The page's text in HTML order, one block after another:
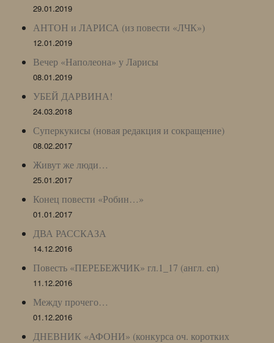
29.01.2019
АНТОН и ЛАРИСА (из повести «ЛЧК»)
12.01.2019
Вечер «Наполеона» у Ларисы
08.01.2019
УБЕЙ ДАРВИНА!
24.03.2018
Суперкукисы (новая редакция и сокращение)
08.02.2017
Живут же люди…
25.01.2017
Конец повести «Робин…»
01.01.2017
ДВА РАССКАЗА
14.12.2016
Повесть «ПЕРЕБЕЖЧИК» гл.1_17 (англ. en)
11.12.2016
Между прочего…
01.12.2016
ДНЕВНИК «АФОНИ» (конкурса оч. коротких